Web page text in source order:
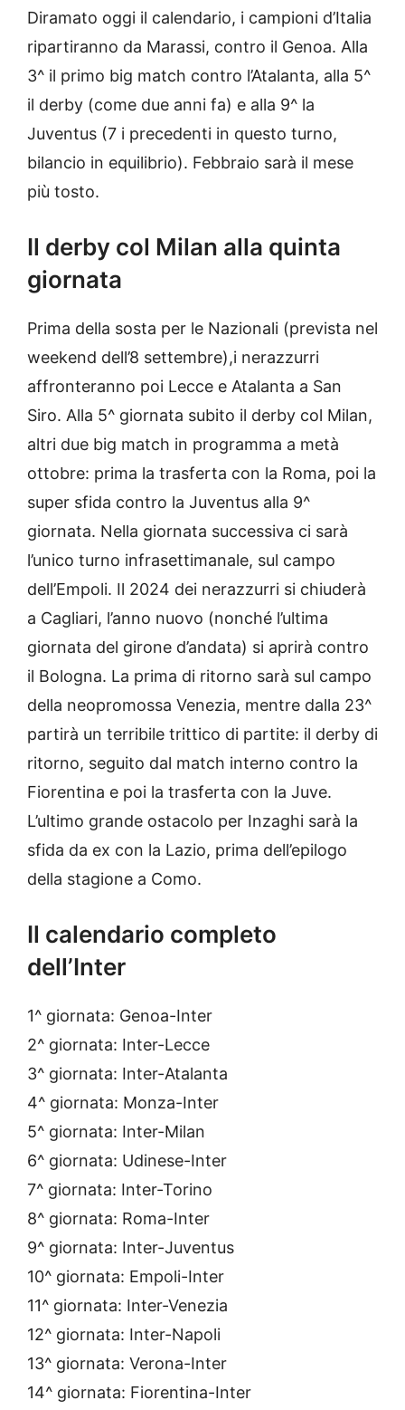
Diramato oggi il calendario, i campioni d’Italia
ripartiranno da Marassi, contro il Genoa. Alla
3^ il primo big match contro l’Atalanta, alla 5^
il derby (come due anni fa) e alla 9^ la
Juventus (7 i precedenti in questo turno,
bilancio in equilibrio). Febbraio sarà il mese
più tosto.
Il derby col Milan alla quinta
giornata
Prima della sosta per le Nazionali (prevista nel
weekend dell’8 settembre),i nerazzurri
affronteranno poi Lecce e Atalanta a San
Siro. Alla 5^ giornata subito il derby col Milan,
altri due big match in programma a metà
ottobre: prima la trasferta con la Roma, poi la
super sfida contro la Juventus alla 9^
giornata. Nella giornata successiva ci sarà
l’unico turno infrasettimanale, sul campo
dell’Empoli. Il 2024 dei nerazzurri si chiuderà
a Cagliari, l’anno nuovo (nonché l’ultima
giornata del girone d’andata) si aprirà contro
il Bologna. La prima di ritorno sarà sul campo
della neopromossa Venezia, mentre dalla 23^
partirà un terribile trittico di partite: il derby di
ritorno, seguito dal match interno contro la
Fiorentina e poi la trasferta con la Juve.
L’ultimo grande ostacolo per Inzaghi sarà la
sfida da ex con la Lazio, prima dell’epilogo
della stagione a Como.
Il calendario completo
dell’Inter
1^ giornata: Genoa-Inter
2^ giornata: Inter-Lecce
3^ giornata: Inter-Atalanta
4^ giornata: Monza-Inter
5^ giornata: Inter-Milan
6^ giornata: Udinese-Inter
7^ giornata: Inter-Torino
8^ giornata: Roma-Inter
9^ giornata: Inter-Juventus
10^ giornata: Empoli-Inter
11^ giornata: Inter-Venezia
12^ giornata: Inter-Napoli
13^ giornata: Verona-Inter
14^ giornata: Fiorentina-Inter